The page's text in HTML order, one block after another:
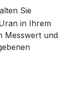
Sie
in Ihrem
Messwert und